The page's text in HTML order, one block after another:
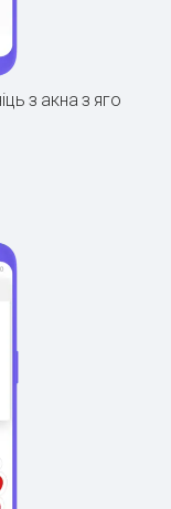
з акна з яго